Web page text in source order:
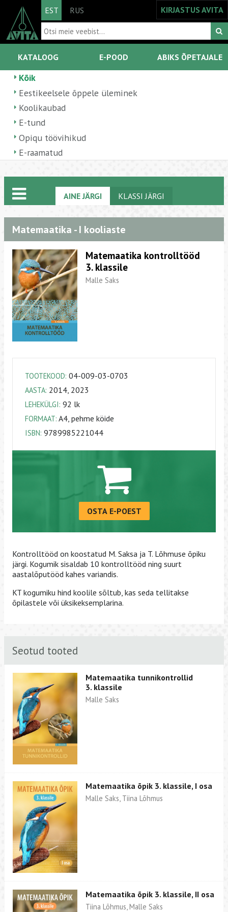
EST RUS KIRJASTUS AVITA
KATALOOG E-POOD ABIKS ÕPETAJALE
Kõik
Eestikeelsele õppele üleminek
Koolikaubad
E-tund
Opiqu töövihikud
E-raamatud
AINE JÄRGI KLASSI JÄRGI
Matemaatika - I kooliaste
Matemaatika kontrolltööd
3. klassile
Malle Saks
TOOTEKOOD: 04-009-03-0703
AASTA: 2014, 2023
LEHEKÜLGI: 92 lk
FORMAAT: A4, pehme köide
ISBN: 9789985221044
OSTA E-POEST
Kontrolltööd on koostatud M. Saksa ja T. Lõhmuse õpiku
järgi. Kogumik sisaldab 10 kontrolltööd ning suurt
aastalõputööd kahes variandis.
KT kogumiku hind koolile sõltub, kas seda tellitakse
õpilastele või üksikeksemplarina.
Seotud tooted
Matemaatika tunnikontrollid
3. klassile
Malle Saks
Matemaatika õpik 3. klassile, I osa
Malle Saks, Tiina Lõhmus
Matemaatika õpik 3. klassile, II osa
Tiina Lõhmus, Malle Saks